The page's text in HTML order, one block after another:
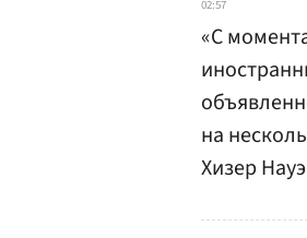
02:57
«С
на
Хизер